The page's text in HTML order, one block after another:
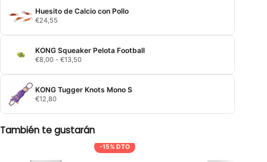
Huesito de Calcio con Pollo
€24,55
KONG Squeaker Pelota Football
€8,00 - €13,50Rango
precios:
€8,00
KONG Tugger Knots Mono S
€12,80
También te gustarán
-15% DTO